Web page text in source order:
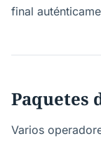
final
Paquetes
Varios